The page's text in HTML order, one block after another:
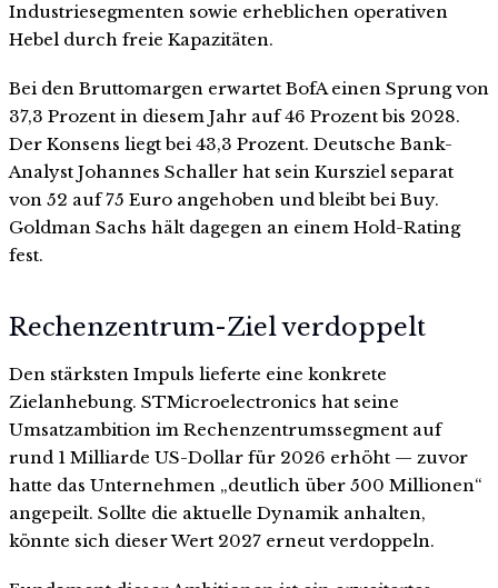
Industriesegmenten sowie erheblichen operativen
Hebel durch freie Kapazitäten.
Bei den Bruttomargen erwartet BofA einen Sprung von
37,3 Prozent in diesem Jahr auf 46 Prozent bis 2028.
Der Konsens liegt bei 43,3 Prozent. Deutsche Bank-
Analyst Johannes Schaller hat sein Kursziel separat
von 52 auf 75 Euro angehoben und bleibt bei Buy.
Goldman Sachs hält dagegen an einem Hold-Rating
fest.
Rechenzentrum-Ziel verdoppelt
Den stärksten Impuls lieferte eine konkrete
Zielanhebung. STMicroelectronics hat seine
Umsatzambition im Rechenzentrumssegment auf
rund 1 Milliarde US-Dollar für 2026 erhöht — zuvor
hatte das Unternehmen „deutlich über 500 Millionen“
angepeilt. Sollte die aktuelle Dynamik anhalten,
könnte sich dieser Wert 2027 erneut verdoppeln.